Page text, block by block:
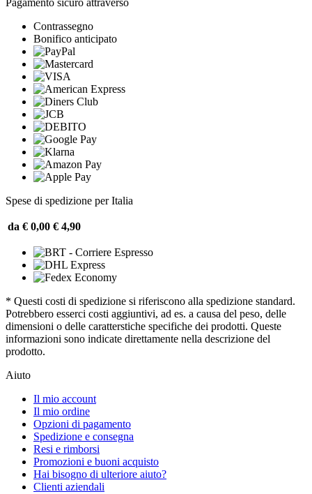
Pagamento sicuro attraverso
Contrassegno
Bonifico anticipato
Spese di spedizione per Italia
da € 0,00 € 4,90
* Questi costi di spedizione si riferiscono alla spedizione standard.
Potrebbero esserci costi aggiuntivi, ad es. a causa del peso, delle
dimensioni o delle caratterstiche specifiche dei prodotti. Queste
informazioni sono indicate direttamente nella descrizione del
prodotto.
Aiuto
Il mio account
Il mio ordine
Opzioni di pagamento
Spedizione e consegna
Resi e rimborsi
Promozioni e buoni acquisto
Hai bisogno di ulteriore aiuto?
Clienti aziendali